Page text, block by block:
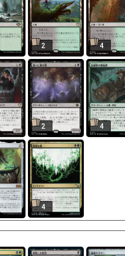
2 4
2 4
4